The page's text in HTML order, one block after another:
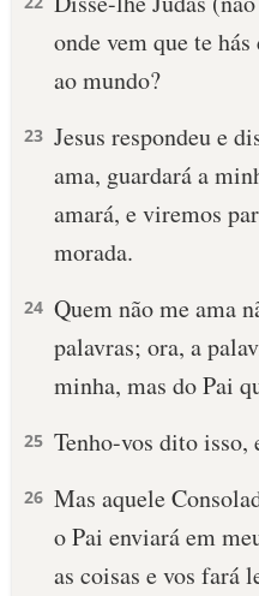
onde vem que te
ao mundo?
23 Jesus respondeu e
ama, guardará a
amará, e viremos
morada.
24 Quem não me ama
palavras; ora, a
minha, mas do Pai
25 Tenho-vos dito isso,
26 Mas aquele
o Pai enviará em
as coisas e vos fará